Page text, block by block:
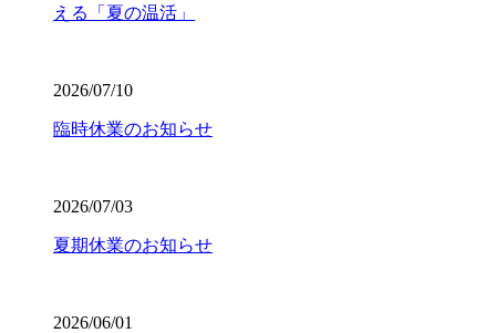
える「夏の温活」
2026/07/10
臨時休業のお知らせ
2026/07/03
夏期休業のお知らせ
2026/06/01